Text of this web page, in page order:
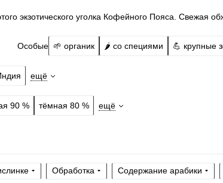
экзотического уголка Кофейного Пояса. Свежая
Особые 🌱 органик 🌶️ со специями 💪 крупные
ещё
90 % тёмная 80 % ещё
Обработка Содержание арабики